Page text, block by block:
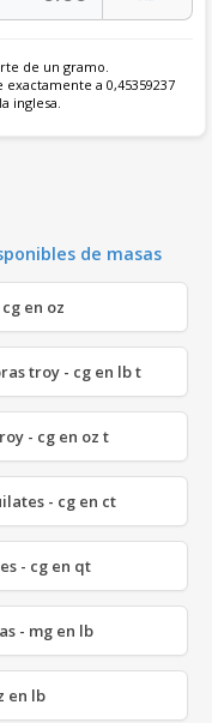
de un gramo.
a 0,45359237
inglesa.
de masas
en oz
troy - cg en lb t
- cg en oz t
- cg en ct
- cg en qt
- mg en lb
en lb